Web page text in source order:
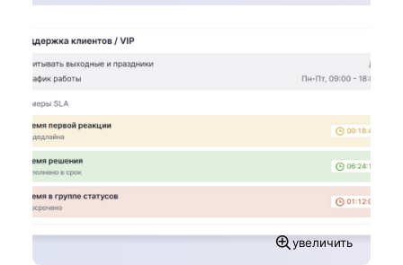
увеличить